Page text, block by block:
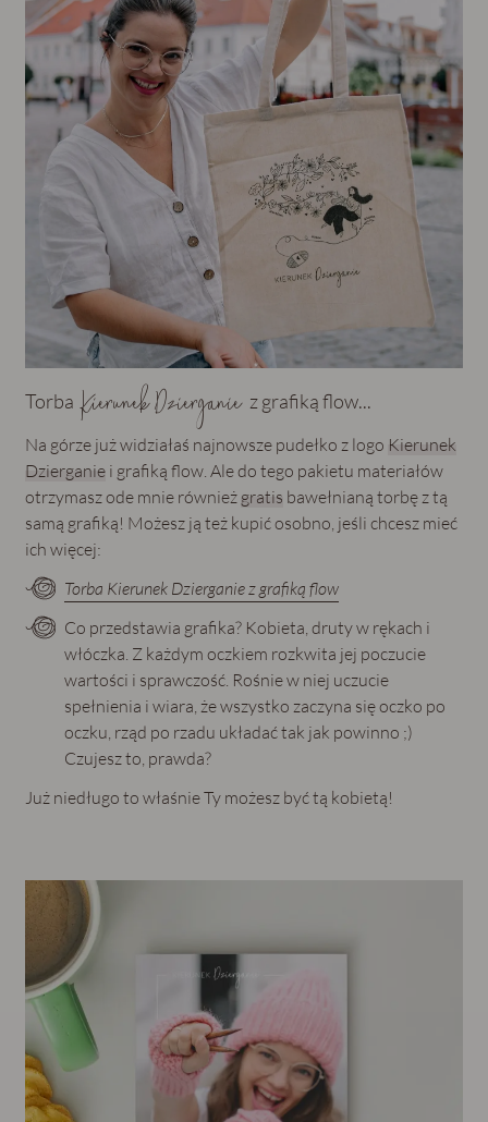
Torba Kierunek Dzierganie z grafiką flow...
Na górze już widziałaś najnowsze pudełko z logo Kierunek
Dzierganie i grafiką flow. Ale do tego pakietu materiałów
otrzymasz ode mnie również gratis bawełnianą torbę z tą
samą grafiką! Możesz ją też kupić osobno, jeśli chcesz mieć
ich więcej:
Torba Kierunek Dzierganie z grafiką flow
Co przedstawia grafika? Kobieta, druty w rękach i
włóczka. Z każdym oczkiem rozkwita jej poczucie
wartości i sprawczość. Rośnie w niej uczucie
spełnienia i wiara, że wszystko zaczyna się oczko po
oczku, rząd po rzadu układać tak jak powinno ;)
Czujesz to, prawda?
Już niedługo to właśnie Ty możesz być tą kobietą!